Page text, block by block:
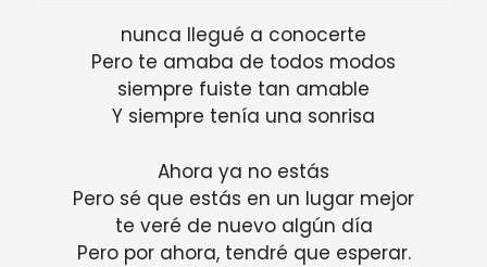
nunca llegué a conocerte
Pero te amaba de todos modos
siempre fuiste tan amable
Y siempre tenía una sonrisa
Ahora ya no estás
Pero sé que estás en un lugar mejor
te veré de nuevo algún día
Pero por ahora, tendré que esperar.